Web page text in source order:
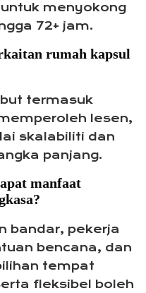
menyokong
72+ jam.
rumah kapsul
termasuk
lesen,
skalabiliti dan
panjang.
manfaat
bandar, pekerja
bencana, dan
tempat
fleksibel boleh